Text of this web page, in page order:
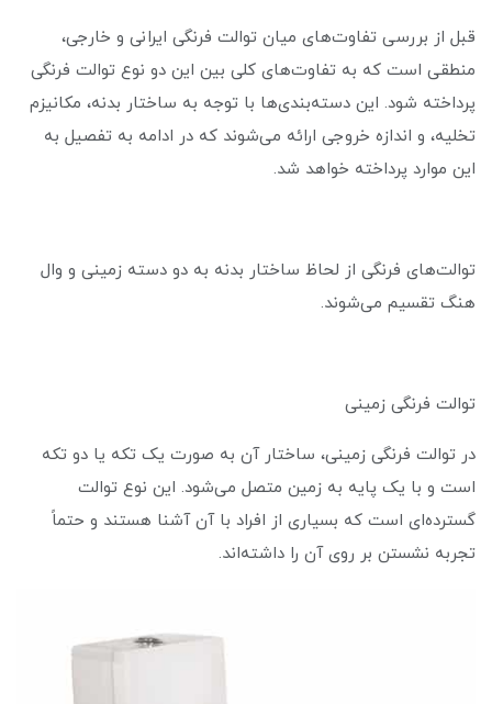
قبل از بررسی تفاوت‌های میان توالت فرنگی ایرانی و خارجی،
منطقی است که به تفاوت‌های کلی بین این دو نوع توالت فرنگی
پرداخته شود. این دسته‌بندی‌ها با توجه به ساختار بدنه، مکانیزم
تخلیه، و اندازه خروجی ارائه می‌شوند که در ادامه به تفصیل به
این موارد پرداخته خواهد شد.
توالت‌های فرنگی از لحاظ ساختار بدنه به دو دسته زمینی و وال
هنگ تقسیم می‌شوند.
توالت فرنگی زمینی
در توالت فرنگی زمینی، ساختار آن به صورت یک تکه یا دو تکه
است و با یک پایه به زمین متصل می‌شود. این نوع توالت
گسترده‌ای است که بسیاری از افراد با آن آشنا هستند و حتماً
تجربه نشستن بر روی آن را داشته‌اند.